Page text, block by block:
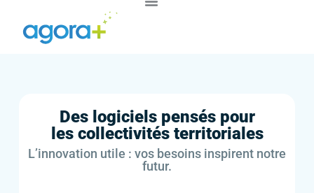
Des logiciels pensés pour
les collectivités territoriales
L’innovation utile : vos besoins inspirent notre
futur.